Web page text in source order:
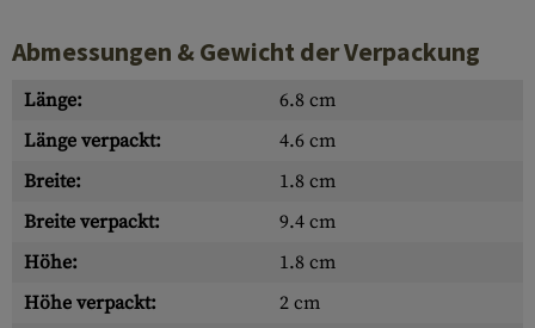
Abmessungen & Gewicht der Verpackung
Länge:
6.8 cm
Länge verpackt:
4.6 cm
Breite:
1.8 cm
Breite verpackt:
9.4 cm
Höhe:
1.8 cm
Höhe verpackt:
2 cm